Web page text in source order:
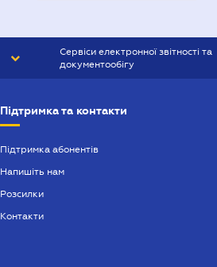
Сервіси електронної звітності та
документообігу
Підтримка та контакти
Підтримка абонентів
Напишіть нам
Розсилки
Контакти